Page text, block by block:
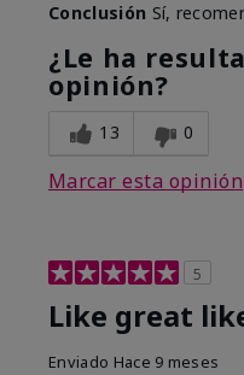
Conclusión Sí,
¿Le ha
opinión?
13 0
Marcar esta opinión
5
Like great
Enviado Hace 9 meses